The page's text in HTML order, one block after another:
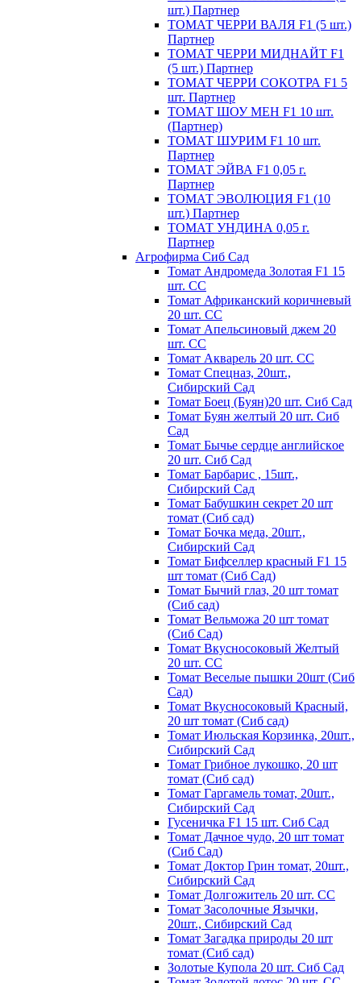
шт.) Партнер
ТОМАТ ЧЕРРИ ВАЛЯ F1 (5 шт.)
Партнер
ТОМАТ ЧЕРРИ МИДНАЙТ F1
(5 шт.) Партнер
ТОМАТ ЧЕРРИ СОКОТРА F1 5
шт. Партнер
ТОМАТ ШОУ МЕН F1 10 шт.
(Партнер)
ТОМАТ ШУРИМ F1 10 шт.
Партнер
ТОМАТ ЭЙВА F1 0,05 г.
Партнер
ТОМАТ ЭВОЛЮЦИЯ F1 (10
шт.) Партнер
ТОМАТ УНДИНА 0,05 г.
Партнер
Агрофирма Сиб Сад
Томат Андромеда Золотая F1 15
шт. СС
Томат Африканский коричневый
20 шт. СС
Томат Апельсиновый джем 20
шт. СС
Томат Акварель 20 шт. СС
Томат Спецназ, 20шт.,
Сибирский Сад
Томат Боец (Буян)20 шт. Сиб Сад
Томат Бyян жeлтый 20 шт. Сиб
Сaд
Томат Бычьe cepдцe aнглийcкoe
20 шт. Сиб Сaд
Томат Барбарис , 15шт.,
Сибирский Сад
Томат Бабушкин секрет 20 шт
томат (Сиб сад)
Томат Бочка меда, 20шт.,
Сибирский Сад
Томат Бифселлер красный F1 15
шт томат (Сиб Сад)
Томат Бычий глаз, 20 шт томат
(Сиб сад)
Томат Вельможа 20 шт томат
(Сиб Сад)
Томат Вкусносоковый Желтый
20 шт. СС
Томат Веселые пышки 20шт (Сиб
Сад)
Томат Вкусносоковый Красный,
20 шт томат (Сиб сад)
Томат Июльская Корзинка, 20шт.,
Сибирский Сад
Томат Грибное лукошко, 20 шт
томат (Сиб сад)
Томат Гаргамель томат, 20шт.,
Сибирский Сад
Гусеничка F1 15 шт. Сиб Сад
Томат Дачное чудо, 20 шт томат
(Сиб Сад)
Томат Доктор Грин томат, 20шт.,
Сибирский Сад
Томат Долгожитель 20 шт. СС
Томат Засолочные Язычки,
20шт., Сибирский Сад
Томат Загадка природы 20 шт
томат (Сиб сад)
Золотые Купола 20 шт. Сиб Сад